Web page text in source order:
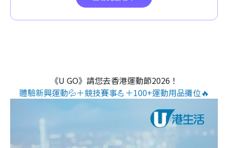
《U GO》請您去香港運動節2026！
體驗新興運動💦＋競技賽事💪＋100+運動用品攤位🔥